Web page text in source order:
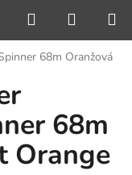
Hľadať
KOŠÍK
68m Oranžová
68m
Orange